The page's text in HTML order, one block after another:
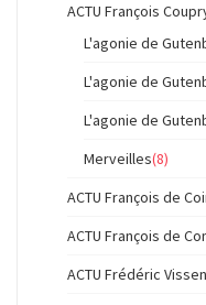
ACTU François
L'agonie de
L'agonie de
L'agonie de
Merveilles(8)
ACTU François de
ACTU François de
ACTU Frédéric